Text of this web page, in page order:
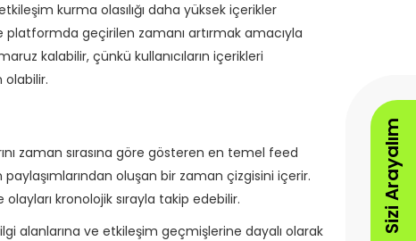
kurma olasılığı daha yüksek içerikler
platformda geçirilen zamanı artırmak amacıyla
kalabilir, çünkü kullanıcıların içerikleri
zaman sırasına göre gösteren en temel feed
paylaşımlarından oluşan bir zaman çizgisini içerir.
kronolojik sırayla takip edebilir.
alanlarına ve etkileşim geçmişlerine dayalı olarak
Sizi Arayalım